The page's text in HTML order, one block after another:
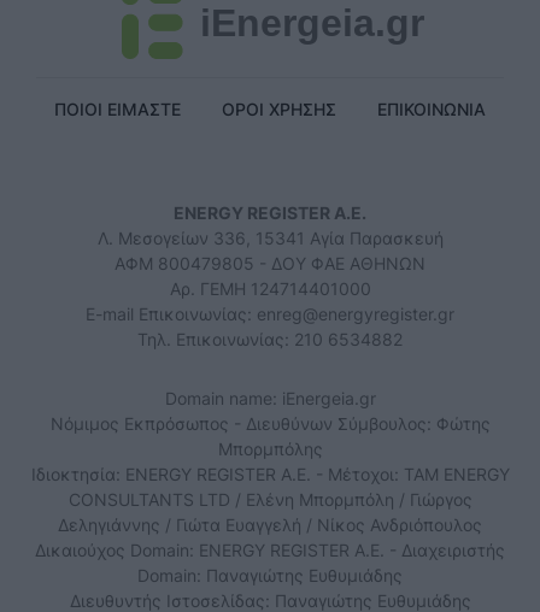
iEnergeia.gr
ΠΟΙΟΙ ΕΙΜΑΣΤΕ ΟΡΟΙ ΧΡΗΣΗΣ ΕΠΙΚΟΙΝΩΝΙΑ
ENERGY REGISTER Α.Ε.
Λ. Μεσογείων 336, 15341 Αγία Παρασκευή
ΑΦΜ 800479805 - ΔΟΥ ΦΑΕ ΑΘΗΝΩΝ
Αρ. ΓΕΜΗ 124714401000
E-mail Επικοινωνίας: enreg@energyregister.gr
Τηλ. Επικοινωνίας: 210 6534882
Domain name: iEnergeia.gr
Νόμιμος Εκπρόσωπος - Διευθύνων Σύμβουλος: Φώτης
Μπορμπόλης
Ιδιοκτησία: ENERGY REGISTER Α.Ε. - Μέτοχοι: TAM ENERGY
CONSULTANTS LTD / Ελένη Μπορμπόλη / Γιώργος
Δεληγιάννης / Γιώτα Ευαγγελή / Νίκος Ανδριόπουλος
Δικαιούχος Domain: ENERGY REGISTER Α.Ε. - Διαχειριστής
Domain: Παναγιώτης Ευθυμιάδης
Διευθυντής Ιστοσελίδας: Παναγιώτης Ευθυμιάδης